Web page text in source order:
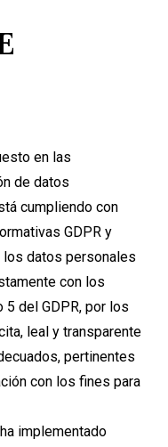
en las
de datos
cumpliendo con
GDPR y
los datos personales
con los
del GDPR, por los
leal y transparente
pertinentes
con los fines para
implementado